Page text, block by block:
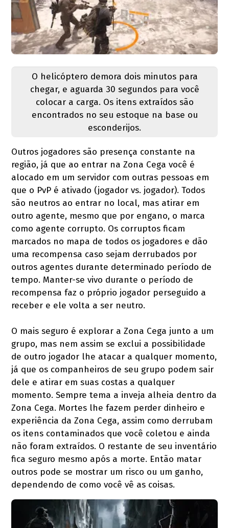
O helicóptero demora dois minutos para
chegar, e aguarda 30 segundos para você
colocar a carga. Os itens extraídos são
encontrados no seu estoque na base ou
esconderijos.
Outros jogadores são presença constante na
região, já que ao entrar na Zona Cega você é
alocado em um servidor com outras pessoas em
que o PvP é ativado (jogador vs. jogador). Todos
são neutros ao entrar no local, mas atirar em
outro agente, mesmo que por engano, o marca
como agente corrupto. Os corruptos ficam
marcados no mapa de todos os jogadores e dão
uma recompensa caso sejam derrubados por
outros agentes durante determinado período de
tempo. Manter-se vivo durante o período de
recompensa faz o próprio jogador perseguido a
receber e ele volta a ser neutro.
O mais seguro é explorar a Zona Cega junto a um
grupo, mas nem assim se exclui a possibilidade
de outro jogador lhe atacar a qualquer momento,
já que os companheiros de seu grupo podem sair
dele e atirar em suas costas a qualquer
momento. Sempre tema a inveja alheia dentro da
Zona Cega. Mortes lhe fazem perder dinheiro e
experiência da Zona Cega, assim como derrubam
os itens contaminados que você coletou e ainda
não foram extraídos. O restante de seu inventário
fica seguro mesmo após a morte. Então matar
outros pode se mostrar um risco ou um ganho,
dependendo de como você vê as coisas.